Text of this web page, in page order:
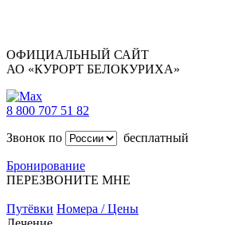
ОФИЦИАЛЬНЫЙ САЙТ
АО «КУРОРТ БЕЛОКУРИХА»
8 800 707 51 82
Звонок по
бесплатный
Бронирование
ПЕРЕЗВОНИТЕ МНЕ
Путёвки Номера / Цены